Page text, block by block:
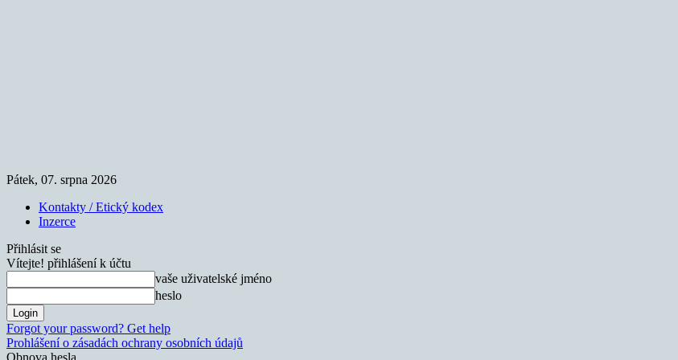
Pátek, 07. srpna 2026
Kontakty / Etický kodex
Inzerce
Přihlásit se
Vítejte! přihlášení k účtu
vaše uživatelské jméno
heslo
Forgot your password? Get help
Prohlášení o zásadách ochrany osobních údajů
Obnova hesla